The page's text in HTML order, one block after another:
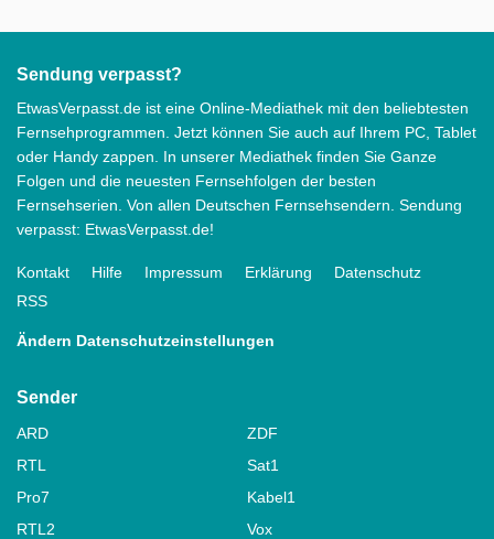
Sendung verpasst?
EtwasVerpasst.de ist eine Online-Mediathek mit den beliebtesten
Fernsehprogrammen. Jetzt können Sie auch auf Ihrem PC, Tablet
oder Handy zappen. In unserer Mediathek finden Sie Ganze
Folgen und die neuesten Fernsehfolgen der besten
Fernsehserien. Von allen Deutschen Fernsehsendern. Sendung
verpasst: EtwasVerpasst.de!
Kontakt Hilfe Impressum Erklärung
Datenschutz
RSS
Ändern Datenschutzeinstellungen
Sender
ARD
ZDF
RTL
Sat1
Pro7
Kabel1
RTL2
Vox